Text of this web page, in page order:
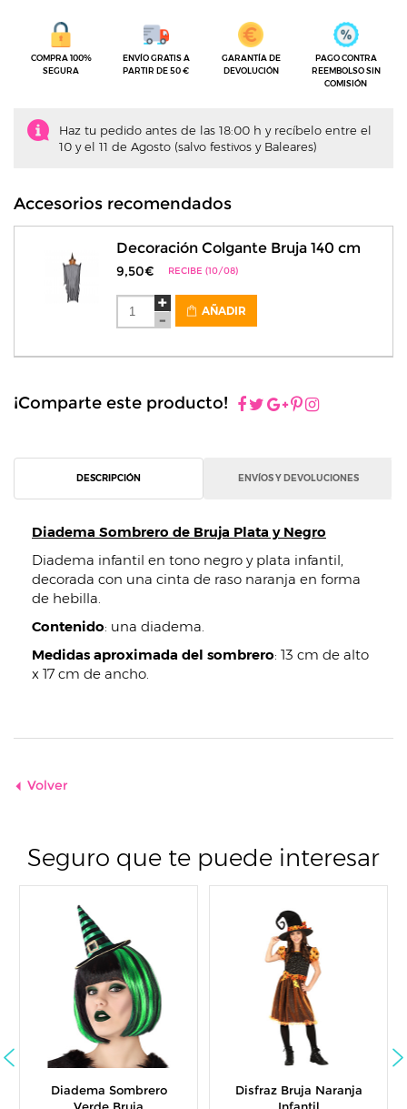
COMPRA 100%
SEGURA
ENVÍO GRATIS A
PARTIR DE 50 €
GARANTÍA DE
DEVOLUCIÓN
PAGO CONTRA
REEMBOLSO SIN
COMISIÓN
Haz tu pedido antes de las 18:00 h y recíbelo entre el
10 y el 11 de Agosto (salvo festivos y Baleares)
Accesorios recomendados
Decoración Colgante Bruja 140 cm
9,50€ RECIBE (10/08)
AÑADIR
¡Comparte este producto!
DESCRIPCIÓN ENVÍOS Y DEVOLUCIONES
Diadema Sombrero de Bruja Plata y Negro
Diadema infantil en tono negro y plata infantil,
decorada con una cinta de raso naranja en forma
de hebilla.
Contenido: una diadema.
Medidas aproximada del sombrero: 13 cm de alto
x 17 cm de ancho.
Volver
Seguro que te puede interesar
Diadema Sombrero
Disfraz Bruja Naranja